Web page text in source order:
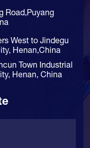
Road,Puyang
West to Jindegu
Henan,China
Town Industrial
Henan, China